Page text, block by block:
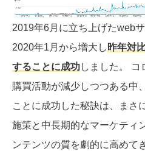
2019年6月に立ち上げたweb
2020年1月から増大し 昨年対
することに成功しました。
購買活動が減少しつつある中
ことに成功した秘訣は、まさ
施策と中長期的なマーケティ
ンテンツの質を劇的に高めて